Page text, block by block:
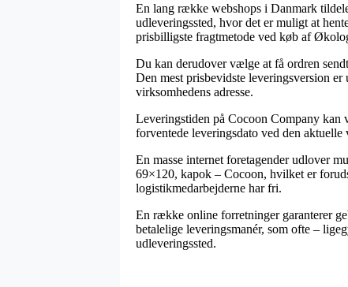
En lang række webshops i Danmark
udleveringssted, hvor det er muligt at
prisbilligste fragtmetode ved køb af
Du kan derudover vælge at få ordren
Den mest prisbevidste leveringsversion
virksomhedens adresse.
Leveringstiden på Cocoon Company kan
forventede leveringsdato ved den aktuelle
En masse internet foretagender udlover
69×120, kapok – Cocoon, hvilket er
logistikmedarbejderne har fri.
En række online forretninger garanterer
betalelige leveringsmanér, som ofte –
udleveringssted.